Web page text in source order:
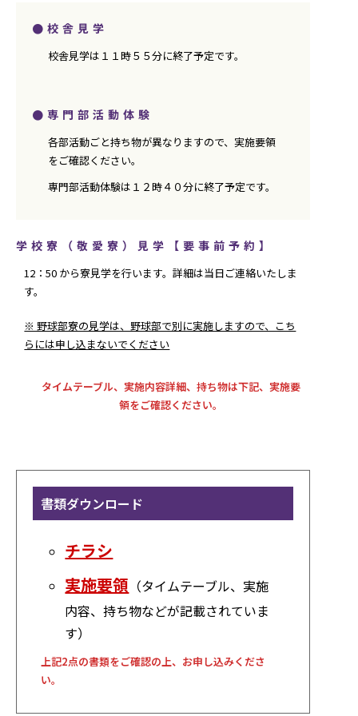
●校舎見学
校舎見学は１１時５５分に終了予定です。
●専門部活動体験
各部活動ごと持ち物が異なりますので、実施要領
をご確認ください。
専門部活動体験は１２時４０分に終了予定です。
学校寮（敬愛寮）見学【要事前予約】
12：50 から寮見学を行います。詳細は当日ご連絡いたしま
す。
※ 野球部寮の見学は、野球部で別に実施しますので、こち
らには申し込まないでください
タイムテーブル、実施内容詳細、持ち物は下記、実施要
領をご確認ください。
書類ダウンロード
チラシ
実施要領 （タイムテーブル、実施
内容、持ち物などが記載されていま
す）
上記2点の書類をご確認の上、お申し込みくださ
い。